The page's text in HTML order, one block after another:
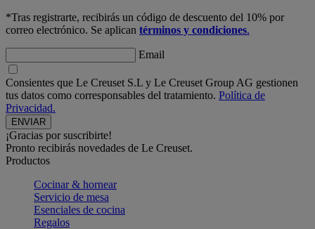
*Tras registrarte, recibirás un código de descuento del 10% por
correo electrónico. Se aplican términos y condiciones.
Email
Consientes que Le Creuset S.L y Le Creuset Group AG gestionen
tus datos como corresponsables del tratamiento. Política de
Privacidad.
¡Gracias por suscribirte!
Pronto recibirás novedades de Le Creuset.
Productos
Cocinar & hornear
Servicio de mesa
Esenciales de cocina
Regalos